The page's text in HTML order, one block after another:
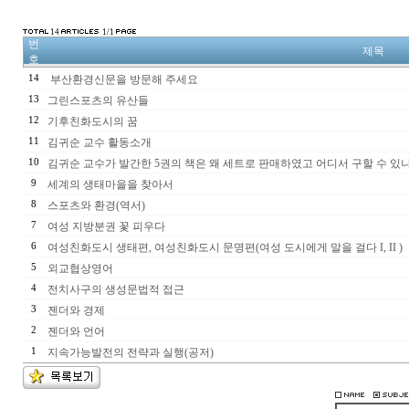
14 1/1
번
호
제목
14 부산환경신문을 방문해 주세요
13 그린스포츠의 유산들
12 기후친화도시의 꿈
11 김귀순 교수 활동소개
10 김귀순 교수가 발간한 5권의 책은 왜 세트로 판매하였고 어디서 구할 수 있
9 세계의 생태마을을 찾아서
8 스포츠와 환경(역서)
7 여성 지방분권 꽃 피우다
6 여성친화도시 생태편, 여성친화도시 문명편(여성 도시에게 말을 걸다 I, II )
5 외교협상영어
4 전치사구의 생성문법적 접근
3 젠더와 경제
2 젠더와 언어
1 지속가능발전의 전략과 실행(공저)